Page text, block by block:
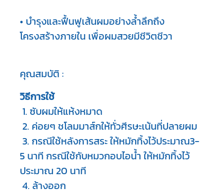
• บำรุงและฟื้นฟูเส้นผมอย่างล้ำลึกถึง
โครงสร้างภายใน เพื่อผมสวยมีชีวิตชีวา
คุณสมบัติ :
วิธีการใช้
5 นาที กรณีใช้กับหมวกอบไอน้ำ ให้หมักทิ้งไว้
ประมาณ 20 นาที
4. ล้างออก